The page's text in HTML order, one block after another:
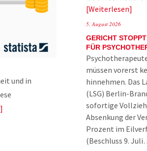
und in
Weiterlesen
5. August 2026
GERICHT
FÜR
müssen vorerst
hinnehmen. Das
(LSG) Berlin-
sofortige
Absenkung der
Prozent im
(Beschluss 9.